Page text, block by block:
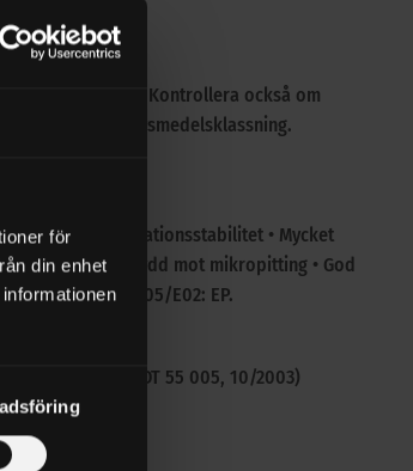
för
din enhet
krav. Kontrollera också om
eller livsmedelsklassning.
• Bra oxidationsstabilitet • Mycket
• Mycket gott skydd mot mikropitting • God
224, AGMA 9005/E02: EP.
Weingarten AG (DT 55 005, 10/2003)